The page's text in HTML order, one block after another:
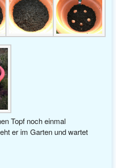
Topf noch einmal
er im Garten und wartet